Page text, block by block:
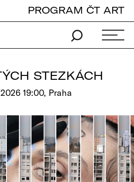
PROGRAM ČT ART
STEZKÁCH
19:00, Praha